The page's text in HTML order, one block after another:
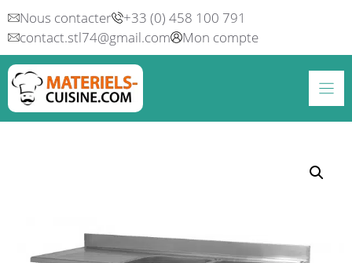
Aller
au
contenu
Nous contacter
+33 (0) 458 100 791
contact.stl74@gmail.com
Mon compte